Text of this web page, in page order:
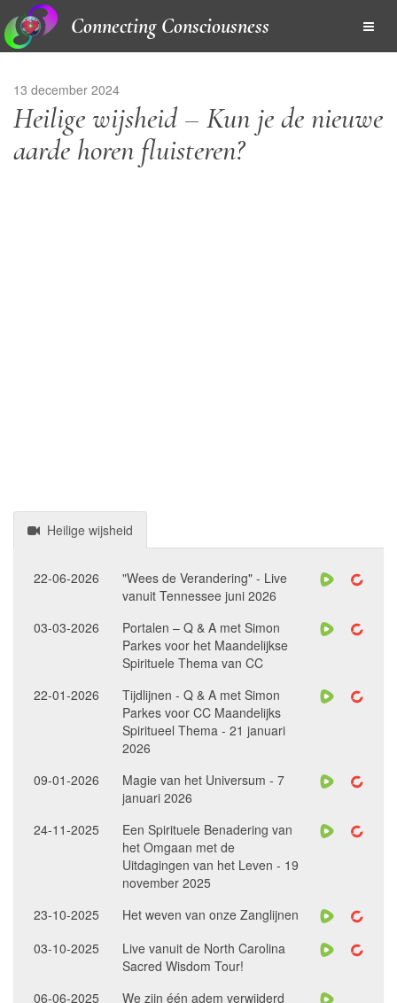
Connecting Consciousness
13 december 2024
Heilige wijsheid – Kun je de nieuwe
aarde horen fluisteren?
Heilige wijsheid
22-06-2026
"Wees de Verandering" - Live
vanuit Tennessee juni 2026
03-03-2026
Portalen – Q & A met Simon
Parkes voor het Maandelijkse
Spirituele Thema van CC
22-01-2026
Tijdlijnen - Q & A met Simon
Parkes voor CC Maandelijks
Spiritueel Thema - 21 januari
2026
09-01-2026
Magie van het Universum - 7
januari 2026
24-11-2025
Een Spirituele Benadering van
het Omgaan met de
Uitdagingen van het Leven - 19
november 2025
23-10-2025
Het weven van onze Zanglijnen
03-10-2025
Live vanuit de North Carolina
Sacred Wisdom Tour!
06-06-2025
We zijn één adem verwijderd